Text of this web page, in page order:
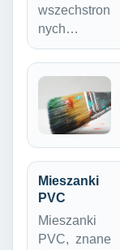
wszechstron
nych…
Mieszanki
PVC
Mieszanki
PVC, znane